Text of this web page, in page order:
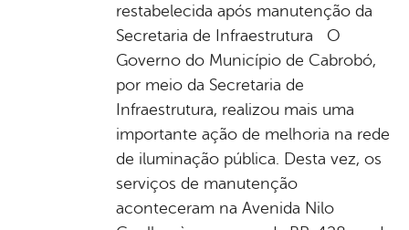
restabelecida após manutenção da
Secretaria de Infraestrutura O
Governo do Município de Cabrobó,
por meio da Secretaria de
Infraestrutura, realizou mais uma
importante ação de melhoria na rede
de iluminação pública. Desta vez, os
serviços de manutenção
aconteceram na Avenida Nilo